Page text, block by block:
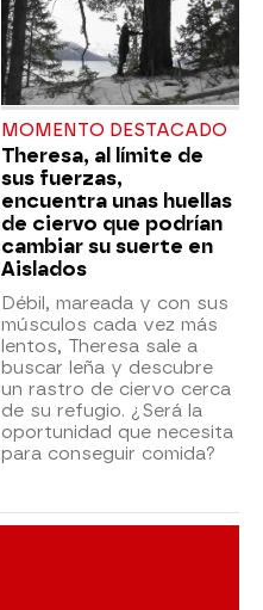
MOMENTO DESTACADO
Theresa, al límite de
sus fuerzas,
encuentra unas huellas
de ciervo que podrían
cambiar su suerte en
Aislados
Débil, mareada y con sus
músculos cada vez más
lentos, Theresa sale a
buscar leña y descubre
un rastro de ciervo cerca
de su refugio. ¿Será la
oportunidad que necesita
para conseguir comida?